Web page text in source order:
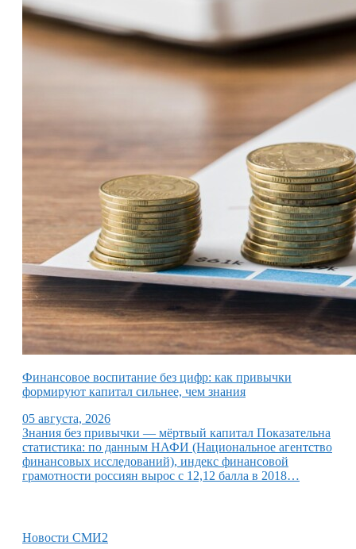
Финансовое воспитание без цифр: как привычки
формируют капитал сильнее, чем знания
05 августа, 2026
Знания без привычки — мёртвый капитал Показательна
статистика: по данным НАФИ (Национальное агентство
финансовых исследований), индекс финансовой
грамотности россиян вырос с 12,12 балла в 2018…
Новости СМИ2